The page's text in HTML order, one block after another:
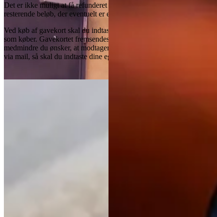
Det er ikke muligt at få refunderet gavekortets beløb, eller et
resterende beløb, der eventuelt er efter brug af gavekortet.
Ved køb af gavekort skal du indtaste dine egne kontaktoplysninger
som køber. Gavekortet fremsendes på den oplyste mailadresse, så
medmindre du ønsker, at modtageren skal informeres om gavekortet
via mail, så skal du indtaste dine egne kontaktoplysninger.